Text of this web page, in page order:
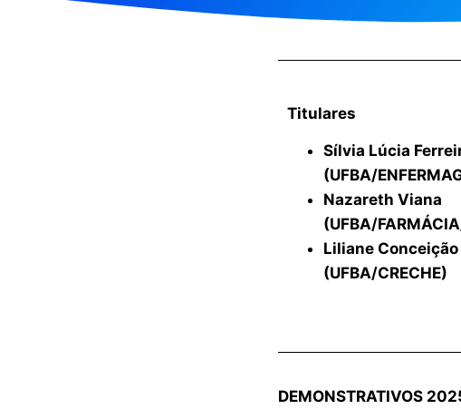
Titulares
Sílvia Lúcia
(UFBA/
Nazareth Viana
(UFBA/
Liliane
(UFBA/CRECHE)
DEMONSTRATIVOS